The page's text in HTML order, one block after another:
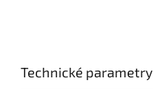
Technické parametry